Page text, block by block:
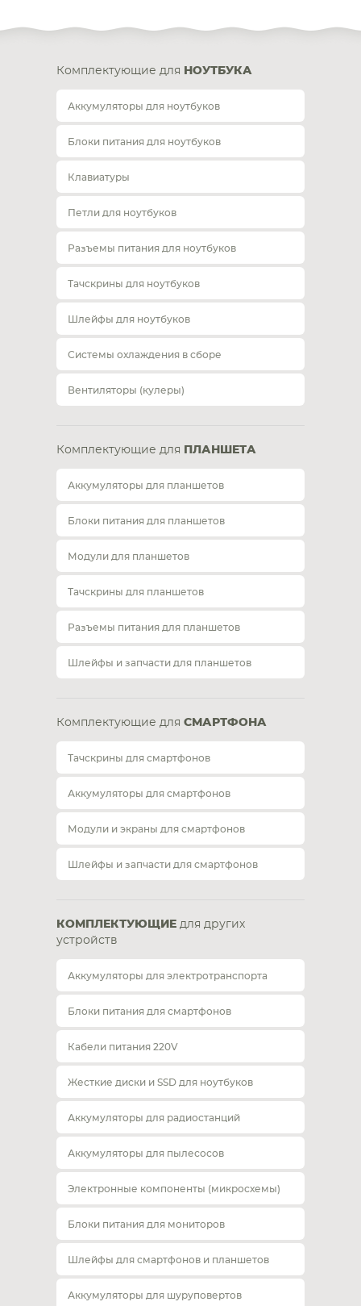
Комплектующие для НОУТБУКА
Аккумуляторы для ноутбуков
Блоки питания для ноутбуков
Клавиатуры
Петли для ноутбуков
Разъемы питания для ноутбуков
Тачскрины для ноутбуков
Шлейфы для ноутбуков
Системы охлаждения в сборе
Вентиляторы (кулеры)
Комплектующие для ПЛАНШЕТА
Аккумуляторы для планшетов
Блоки питания для планшетов
Модули для планшетов
Тачскрины для планшетов
Разъемы питания для планшетов
Шлейфы и запчасти для планшетов
Комплектующие для СМАРТФОНА
Тачскрины для смартфонов
Аккумуляторы для смартфонов
Модули и экраны для смартфонов
Шлейфы и запчасти для смартфонов
КОМПЛЕКТУЮЩИЕ для других
устройств
Аккумуляторы для электротранспорта
Блоки питания для смартфонов
Кабели питания 220V
Жесткие диски и SSD для ноутбуков
Аккумуляторы для радиостанций
Аккумуляторы для пылесосов
Электронные компоненты (микросхемы)
Блоки питания для мониторов
Шлейфы для смартфонов и планшетов
Аккумуляторы для шуруповертов